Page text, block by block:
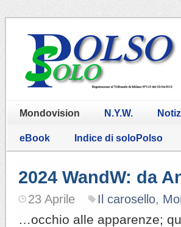
Mondovision N.Y.W.
eBook Indice di soloPolso
2024 WandW: da
23 Aprile Il carosello,
…occhio alle apparenze;